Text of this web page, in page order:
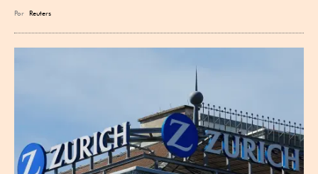
Por Reuters